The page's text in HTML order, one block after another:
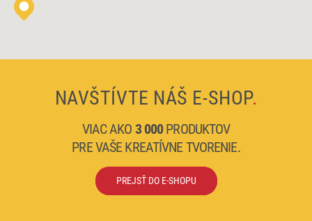
NAVŠTÍVTE NÁŠ E-SHOP.
VIAC AKO 3 000PRODUKTOV
PRE VAŠE KREATÍVNE TVORENIE.
PREJSŤ DO E-SHOPU